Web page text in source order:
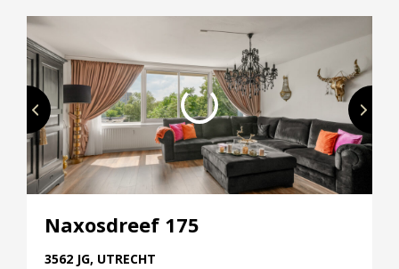
Naxosdreef 175
3562 JG, UTRECHT